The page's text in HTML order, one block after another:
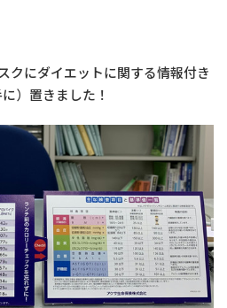
クにダイエットに関する情報付き
）置きました！